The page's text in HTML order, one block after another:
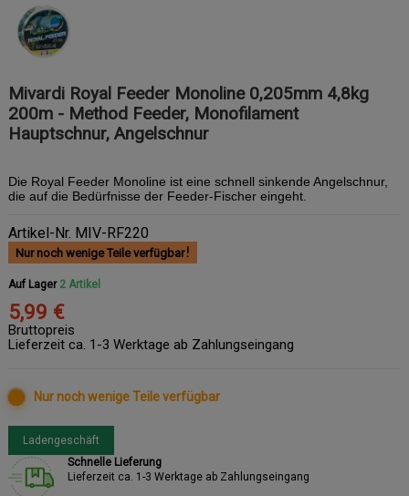
Mivardi Royal Feeder Monoline 0,205mm 4,8kg
200m - Method Feeder, Monofilament
Hauptschnur, Angelschnur
Die Royal Feeder Monoline ist eine schnell sinkende Angelschnur,
die auf die Bedürfnisse der Feeder-Fischer eingeht.
Artikel-Nr. MIV-RF220
Nur noch wenige Teile verfügbar
Auf Lager 2 Artikel
5,99 €
Bruttopreis
Lieferzeit ca. 1-3 Werktage ab Zahlungseingang
Nur noch wenige Teile verfügbar
Ladengeschäft
Schnelle Lieferung
Lieferzeit ca. 1-3 Werktage ab Zahlungseingang